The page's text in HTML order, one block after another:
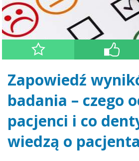
Zapowiedź
badania – czego
pacjenci i co
wiedzą o